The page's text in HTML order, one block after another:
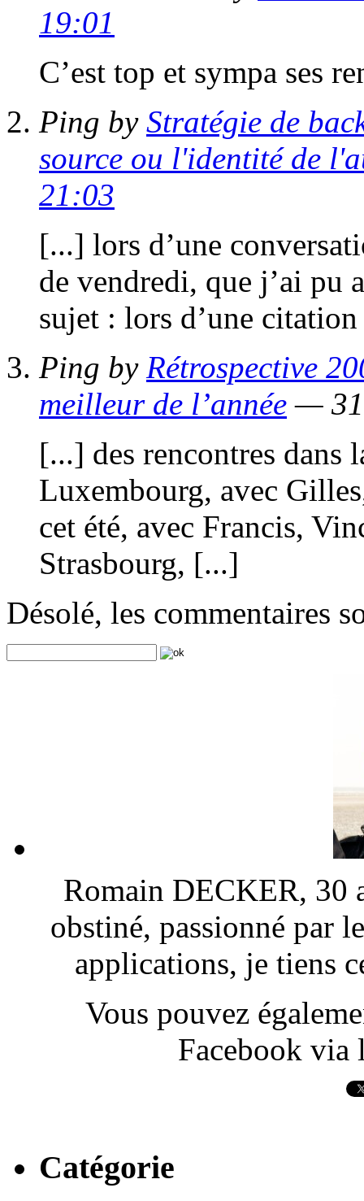
19:01
C’est top et sympa ses
Ping by Stratégie de
source ou l'identité de
21:03
[...] lors d’une
de vendredi, que j’ai pu
sujet : lors d’une
Ping by Rétrospective
meilleur de l’année — 31
[...] des rencontres dans
Luxembourg, avec
cet été, avec Francis,
Strasbourg, [...]
Désolé, les commentaires
Romain DECKER, 30
obstiné, passionné par
applications, je tiens
Vous pouvez
Facebook via
Catégorie